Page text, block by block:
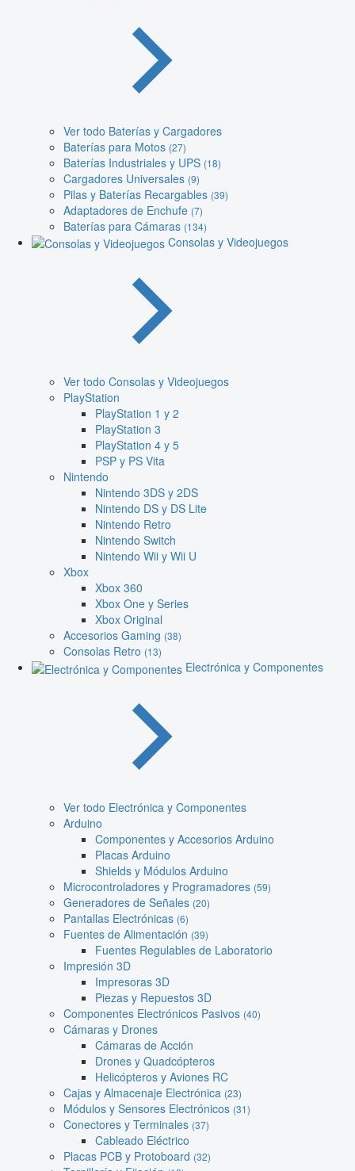
Ver todo Baterías y Cargadores
Baterías para Motos (27)
Baterías Industriales y UPS (18)
Cargadores Universales (9)
Pilas y Baterías Recargables (39)
Adaptadores de Enchufe (7)
Baterías para Cámaras (134)
Consolas y Videojuegos
Ver todo Consolas y Videojuegos
PlayStation
PlayStation 1 y 2
PlayStation 3
PlayStation 4 y 5
PSP y PS Vita
Nintendo
Nintendo 3DS y 2DS
Nintendo DS y DS Lite
Nintendo Retro
Nintendo Switch
Nintendo Wii y Wii U
Xbox
Xbox 360
Xbox One y Series
Xbox Original
Accesorios Gaming (38)
Consolas Retro (13)
Electrónica y Componentes
Ver todo Electrónica y Componentes
Arduino
Componentes y Accesorios Arduino
Placas Arduino
Shields y Módulos Arduino
Microcontroladores y Programadores (59)
Generadores de Señales (20)
Pantallas Electrónicas (6)
Fuentes de Alimentación (39)
Fuentes Regulables de Laboratorio
Impresión 3D
Impresoras 3D
Piezas y Repuestos 3D
Componentes Electrónicos Pasivos (40)
Cámaras y Drones
Cámaras de Acción
Drones y Quadcópteros
Helicópteros y Aviones RC
Cajas y Almacenaje Electrónica (23)
Módulos y Sensores Electrónicos (31)
Conectores y Terminales (37)
Cableado Eléctrico
Placas PCB y Protoboard (32)